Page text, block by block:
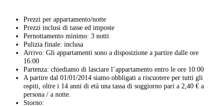
Prezzi per appartamento/notte
Prezzi inclusi di tasse ed imposte
Pernottamento minimo: 3 notti
Pulizia finale: inclusa
Arrivo: Gli appartamenti sono a disposizione a partire dalle ore
16:00
Partenza: chiediamo di lasciare l’appartamento entro le ore 10:00
A partire dal 01/01/2014 siamo obbligati a riscuotere per tutti gli
ospiti, oltre i 14 anni di età una tassa di soggiorno pari a 2,40 € a
persona / a notte.
Storno: